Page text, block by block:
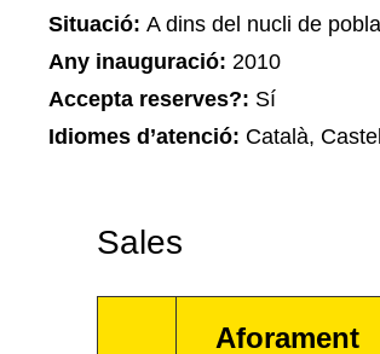
Situació: A dins del nucli de
Any inauguració: 2010
Accepta reserves?: Sí
Idiomes d’atenció: Català,
Sales
Aforament